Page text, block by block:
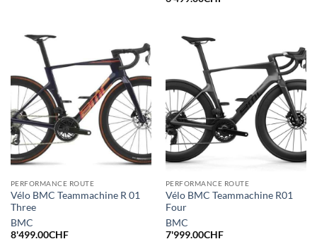
PERFORMANCE ROUTE
Vélo BMC Teammachine R 01
Three
BMC
8'499.00CHF
PERFORMANCE ROUTE
Vélo BMC Teammachine R01
Four
BMC
7'999.00CHF